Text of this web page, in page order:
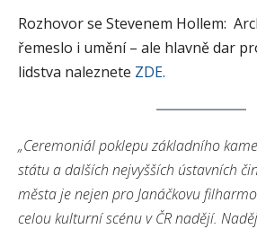
Rozhovor se Stevenem Hollem:
řemeslo i umění – ale hlavně dar
lidstva naleznete ZDE.
„Ceremoniál poklepu základního
státu a dalších nejvyšších ústavních
města je nejen pro Janáčkovu
celou kulturní scénu v ČR nadějí.